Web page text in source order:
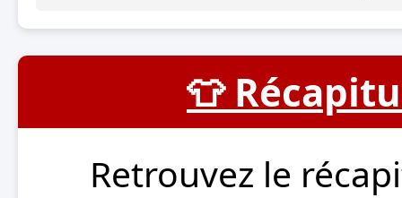
👕
Retrouvez le